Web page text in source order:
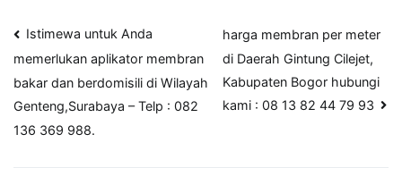
Post
navigation
Istimewa untuk Anda
memerlukan aplikator membran
bakar dan berdomisili di Wilayah
Genteng,Surabaya – Telp : 082
136 369 988.
harga membran per meter
di Daerah Gintung Cilejet,
Kabupaten Bogor hubungi
kami : 08 13 82 44 79 93